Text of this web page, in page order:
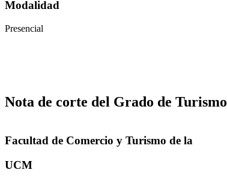
Modalidad
Presencial
Nota de corte del Grado de Turismo
Facultad de Comercio y Turismo de la
UCM